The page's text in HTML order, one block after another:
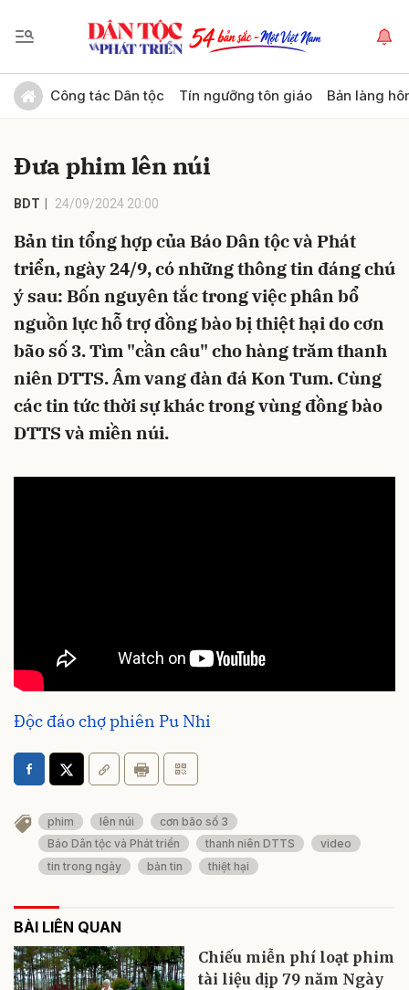
Công tác Dân tộc Tín ngưỡng tôn giáo Bản làng
Đưa phim lên núi
BDT 24/09/2024 20:00
Bản tin tổng hợp của Báo Dân tộc và Phát
triển, ngày 24/9, có những thông tin đáng chú
ý sau: Bốn nguyên tắc trong việc phân bổ
nguồn lực hỗ trợ đồng bào bị thiệt hại do cơn
bão số 3. Tìm "cần câu" cho hàng trăm thanh
niên DTTS. Âm vang đàn đá Kon Tum. Cùng
các tin tức thời sự khác trong vùng đồng bào
DTTS và miền núi.
Độc đáo chợ phiên Pu Nhi
phim lên núi
cơn bão số 3
Báo Dân tộc và Phát triển
thanh niên DTTS
video
tin trong ngày
bản tin thiệt hại
BÀI LIÊN QUAN
Chiếu miễn phí loạt phim
tài liệu dịp 79 năm Ngày
Gửi bình luận
Hủy Gửi